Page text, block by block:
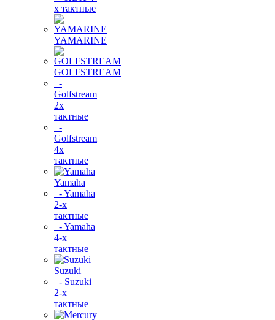
х тактные
YAMARINE
GOLFSTREAM
-
Golfstream
2х
тактные
-
Golfstream
4х
тактные
Yamaha
- Yamaha
2-х
тактные
- Yamaha
4-х
тактные
Suzuki
- Suzuki
2-х
тактные